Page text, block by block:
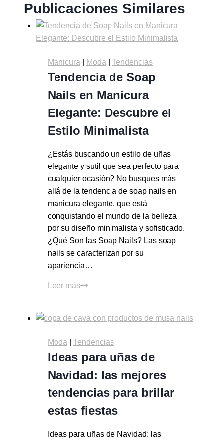
Publicaciones Similares
Manicura Moda Tendencias
Tendencia de Soap
Nails en Manicura
Elegante: Descubre el
Estilo Minimalista
¿Estás buscando un estilo de uñas
elegante y sutil que sea perfecto para
cualquier ocasión? No busques más
allá de la tendencia de soap nails en
manicura elegante, que está
conquistando el mundo de la belleza
por su diseño minimalista y sofisticado.
¿Qué Son las Soap Nails? Las soap
nails se caracterizan por su
apariencia…
Leer más
Moda Tendencias
Ideas para uñas de
Navidad: las mejores
tendencias para brillar
estas fiestas
Ideas para uñas de Navidad: las